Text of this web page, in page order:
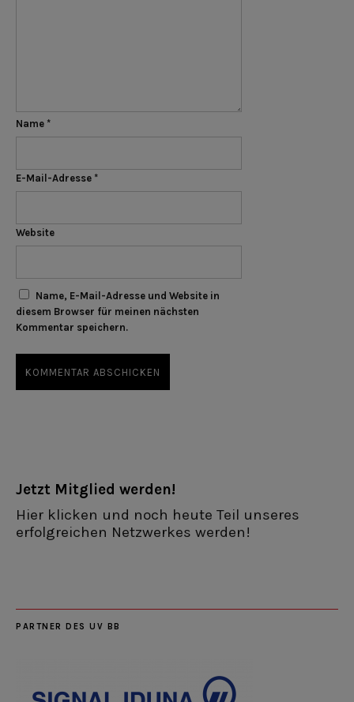
Name *
E-Mail-Adresse *
Website
Name, E-Mail-Adresse und Website in
diesem Browser für meinen nächsten
Kommentar speichern.
Jetzt Mitglied werden!
Hier klicken und noch heute Teil unseres
erfolgreichen Netzwerkes werden!
PARTNER DES UV BB